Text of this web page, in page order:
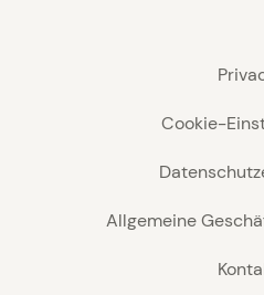
Cookie-
Allgemeine